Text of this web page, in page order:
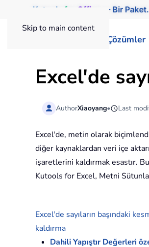
Skip to main content
Kutools for Office — Bir
Çözümler
Excel'de
AuthorXiaoyang• Last
Excel'de, metin olarak
diğer kaynaklardan veri içe
işaretlerini kaldırmak esastır.
Kutools for Excel, Metni
Excel'de sayıların başındaki
kaldırma
Dahili Yapıştır Değerleri